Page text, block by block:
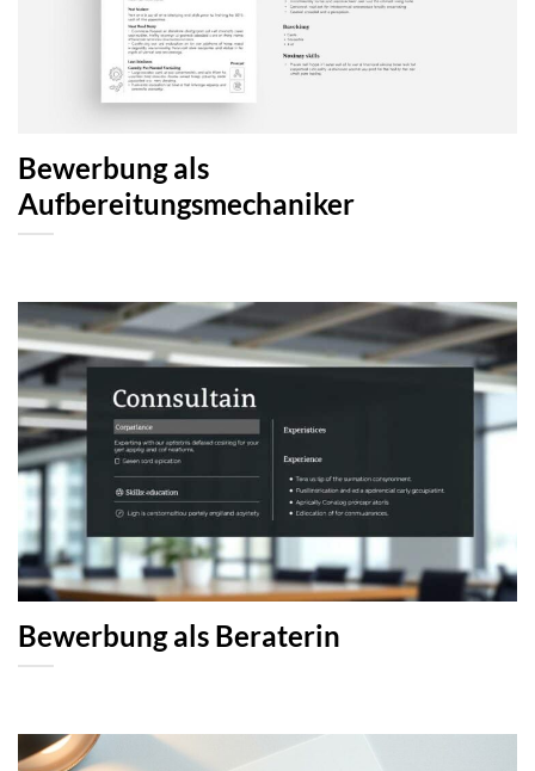
Bewerbung als
Aufbereitungsmechaniker
Bewerbung als Beraterin